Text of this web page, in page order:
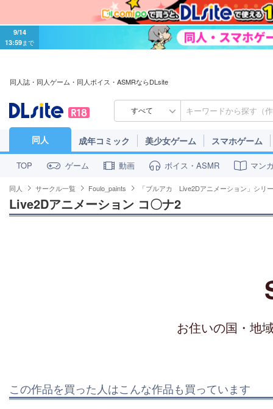
9/14
13:59まで
同人誌・同人ゲーム・同人ボイス・ASMRならDLsite
すべて
同人 成年コミック 美少女ゲーム スマホゲーム
TOP ゲーム 動画 ボイス・ASMR マン
同人 サークル一覧 Foulo_paints 「ブルアカ Live2Dアニメーション」シリ
Live2Dアニメーション コ〇ナ2
お住いの国・地
この作品を買った人はこんな作品も買っています